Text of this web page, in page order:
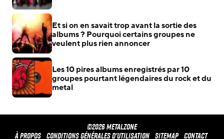
Et si on en savait trop avant la sortie des
albums ? Pourquoi certains groupes ne
veulent plus rien annoncer
Les 10 pires albums enregistrés par 10
groupes pourtant légendaires du rock et du
metal
©2026 METALZONE
À propos Conditions générales d'utilisation Sitemap Contact